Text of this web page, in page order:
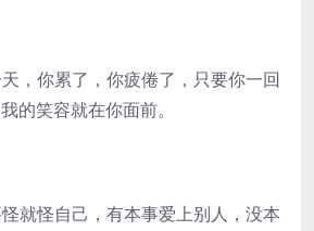
你累了，你疲倦了，只要你一回
的笑容就在你面前。
怪自己，有本事爱上别人，没本